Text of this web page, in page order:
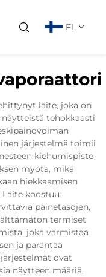
FI
laite, joka on
tehokkaasti
järjestelmä toimii
kiehumispiste
myötä, mikä
hiekkaamisen
koostuu
painetasojen,
termiset
joka varmistaa
ja parantaa
ovat
näytteen määriä,